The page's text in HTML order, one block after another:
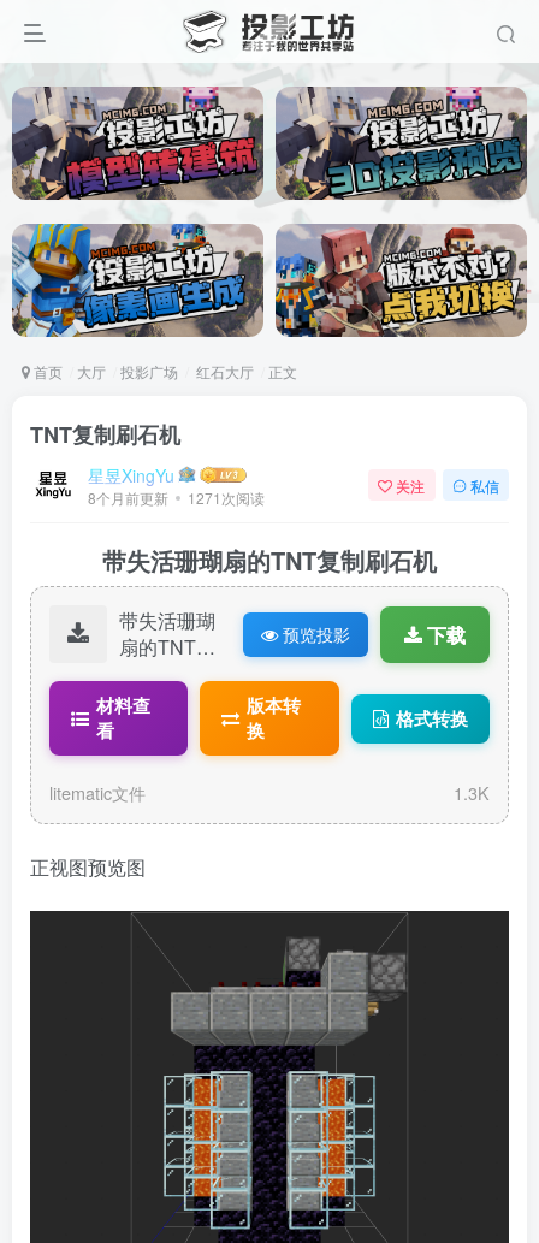
首页 大厅 投影广场 红石大厅 正文
TNT复制刷石机
星昱XingYu
8个月前更新 1271次阅读
关注 私信
带失活珊瑚扇的TNT复制刷石机
带失活珊瑚
扇的TNT复
寸7x9x7.lit
预览投影 下载
材料查
看
版本转
换
格式转换
litematic文件 1.3K
正视图预览图